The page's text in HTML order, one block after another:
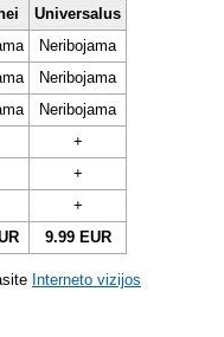
Universalus
Neribojama
Neribojama
Neribojama
+
+
+
9.99 EUR
Interneto vizijos